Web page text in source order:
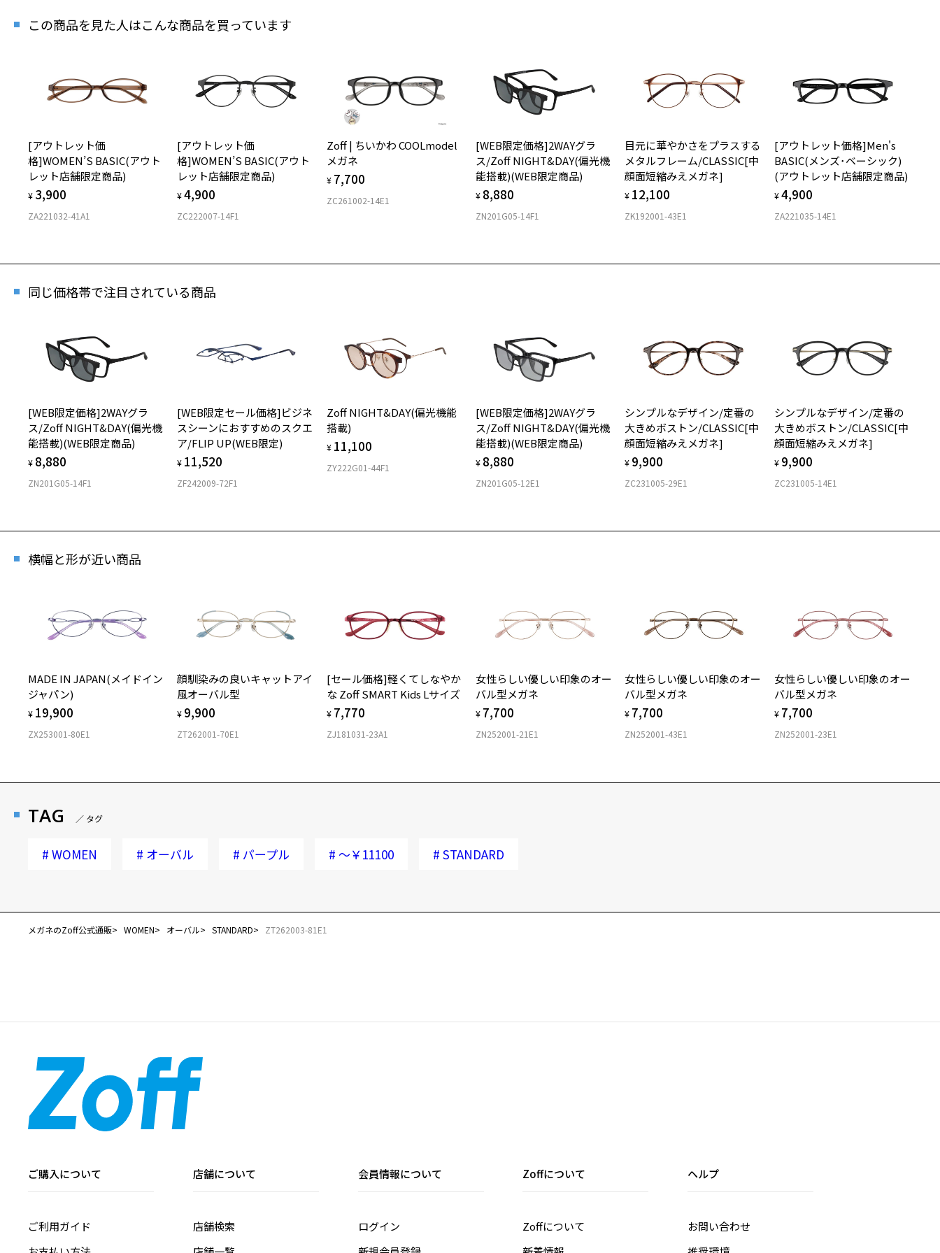
商品詳細ページへ
お気に入りに追加済です。
お気に入りリストはこちら
お持ちのZoffメガネサイズを確認するには？
仕上がり寸法
D 仕上がりの横幅：約131mm
E 仕上がりの縦幅：約38mm
オーバル
フロント素材：メタル
安心2 視力測定無料
安心3 かかり具合調整無料
フレームの歪みやかかり具合の調整・クリーニングは、全国の
Zoff店舗にていつでも対応いたします。
＜メガネの度数情報がわからない方へ＞
ご購入時に「レンズ交換券」をお選びいただくと、実店舗で度数を測定
のうえ、
度付きレンズ（標準セットレンズ）へ無料交換いただけます。
詳しくはこちら
実店舗で度数を測定いただけます
この商品を見た人はこんな商品を買っています
[アウトレット価
格]WOMEN’S BASIC(アウト
レット店舗限定商品)
¥ 3,900
ZA221032-41A1
[アウトレット価
格]WOMEN’S BASIC(アウト
レット店舗限定商品)
¥4,900
ZC222007-14F1
Zoff | ちいかわ COOLmodel
メガネ
¥ 7,700
ZC261002-14E1
[WEB限定価格]2WAYグラ
ス/Zoff NIGHT&DAY(偏光機
能搭載)(WEB限定商品)
¥ 8,880
ZN201G05-14F1
目元に華やかさをプラスする
メタルフレーム/CLASSIC[中
顔面短縮みえメガネ]
¥ 12,100
ZK192001-43E1
[アウトレット価格]Men's
BASIC(メンズ･ベーシック)
(アウトレット店舗限定商品)
¥4,900
ZA221035-14E1
同じ価格帯で注目されている商品
[WEB限定価格]2WAYグラ
ス/Zoff NIGHT&DAY(偏光機
能搭載)(WEB限定商品)
¥ 8,880
ZN201G05-14F1
[WEB限定セール価格]ビジネ
スシーンにおすすめのスクエ
ア/FLIP UP(WEB限定)
¥ 11,520
ZF242009-72F1
Zoff NIGHT&DAY(偏光機能
搭載)
¥ 11,100
ZY222G01-44F1
[WEB限定価格]2WAYグラ
ス/Zoff NIGHT&DAY(偏光機
能搭載)(WEB限定商品)
¥ 8,880
ZN201G05-12E1
シンプルなデザイン/定番の
大きめボストン/CLASSIC[中
顔面短縮みえメガネ]
¥ 9,900
ZC231005-29E1
シンプルなデザイン/定番の
大きめボストン/CLASSIC[中
顔面短縮みえメガネ]
¥ 9,900
ZC231005-14E1
横幅と形が近い商品
MADE IN JAPAN(メイドイン
ジャパン)
¥ 19,900
ZX253001-80E1
顔馴染みの良いキャットアイ
風オーバル型
¥ 9,900
ZT262001-70E1
[セール価格]軽くてしなやか
な Zoff SMART Kids Lサイズ
¥ 7,770
ZJ181031-23A1
女性らしい優しい印象のオー
バル型メガネ
¥ 7,700
ZN252001-21E1
女性らしい優しい印象のオー
バル型メガネ
¥ 7,700
ZN252001-43E1
女性らしい優しい印象のオー
バル型メガネ
¥ 7,700
ZN252001-23E1
TAG ／ タグ
# WOMEN # オーバル # パープル # ～￥11100 # STANDARD
メガネのZoff公式通販 WOMEN オーバル STANDARD ZT262003-81E1
ご購入について
ご利用ガイド
店舗について
店舗検索
会員情報について
ログイン
Zoffについて
Zoffについて
ヘルプ
お問い合わせ